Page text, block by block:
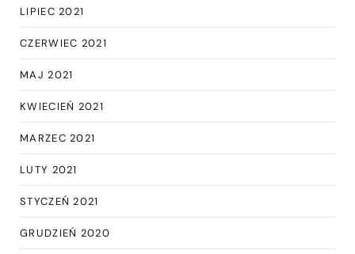
LIPIEC 2021
CZERWIEC 2021
MAJ 2021
KWIECIEŃ 2021
MARZEC 2021
LUTY 2021
STYCZEŃ 2021
GRUDZIEŃ 2020